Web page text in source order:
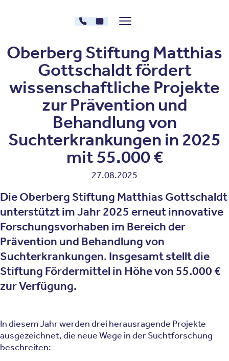
030 - 26478607
Kontakt
Menü zeigen/verstecken
Oberberg Stiftung Matthias
Gottschaldt fördert
wissenschaftliche Projekte
zur Prävention und
Behandlung von
Suchterkrankungen in 2025
mit 55.000 €
27.08.2025
Die Oberberg Stiftung Matthias Gottschaldt
unterstützt im Jahr 2025 erneut innovative
Forschungsvorhaben im Bereich der
Prävention und Behandlung von
Suchterkrankungen. Insgesamt stellt die
Stiftung Fördermittel in Höhe von 55.000 €
zur Verfügung.
In diesem Jahr werden drei herausragende Projekte
ausgezeichnet, die neue Wege in der Suchtforschung
beschreiten: